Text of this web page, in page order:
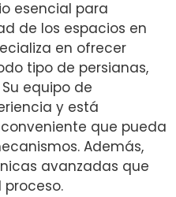
esencial para
de los espacios en
en ofrecer
tipo de persianas,
equipo de
y está
que pueda
Además,
avanzadas que